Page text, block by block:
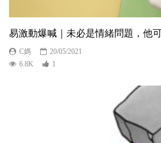
易激動爆喊｜未必是情緒問題，他
C媽
20/05/2021
6.8K
1